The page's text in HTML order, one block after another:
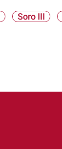
Soro III